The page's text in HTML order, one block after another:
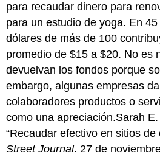
para recaudar dinero para
para un estudio de yoga. En
dólares de más de 100
promedio de $15 a $20. No es
devuelvan los fondos porque
embargo, algunas empresas
colaboradores productos o
como una apreciación.Sarah
“Recaudar efectivo en sitios de
Street Journal, 27 de